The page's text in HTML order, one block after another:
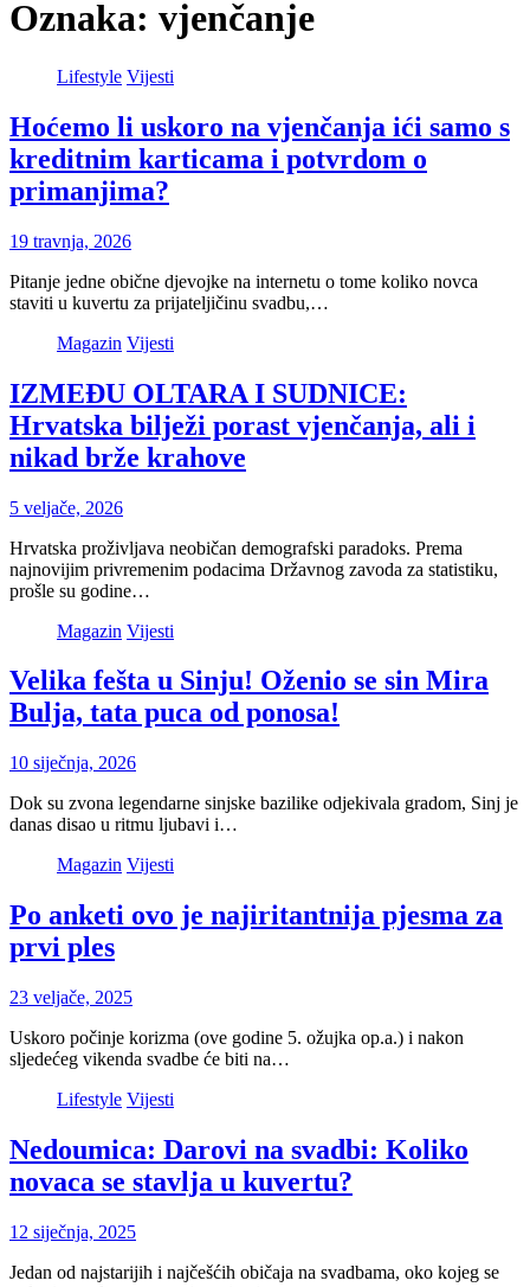
Oznaka: vjenčanje
Lifestyle Vijesti
Hoćemo li uskoro na vjenčanja ići samo s
kreditnim karticama i potvrdom o
primanjima?
19 travnja, 2026
Pitanje jedne obične djevojke na internetu o tome koliko novca
staviti u kuvertu za prijateljičinu svadbu,…
Magazin Vijesti
IZMEĐU OLTARA I SUDNICE:
Hrvatska bilježi porast vjenčanja, ali i
nikad brže krahove
5 veljače, 2026
Hrvatska proživljava neobičan demografski paradoks. Prema
najnovijim privremenim podacima Državnog zavoda za statistiku,
prošle su godine…
Magazin Vijesti
Velika fešta u Sinju! Oženio se sin Mira
Bulja, tata puca od ponosa!
10 siječnja, 2026
Dok su zvona legendarne sinjske bazilike odjekivala gradom, Sinj je
danas disao u ritmu ljubavi i…
Magazin Vijesti
Po anketi ovo je najiritantnija pjesma za
prvi ples
23 veljače, 2025
Uskoro počinje korizma (ove godine 5. ožujka op.a.) i nakon
sljedećeg vikenda svadbe će biti na…
Lifestyle Vijesti
Nedoumica: Darovi na svadbi: Koliko
novaca se stavlja u kuvertu?
12 siječnja, 2025
Jedan od najstarijih i najčešćih običaja na svadbama, oko kojeg se